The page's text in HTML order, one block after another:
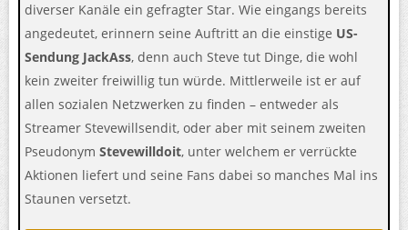
diverser Kanäle ein gefragter Star. Wie eingangs bereits
angedeutet, erinnern seine Auftritt an die einstige US-
Sendung JackAss, denn auch Steve tut Dinge, die wohl
kein zweiter freiwillig tun würde. Mittlerweile ist er auf
allen sozialen Netzwerken zu finden – entweder als
Streamer Stevewillsendit, oder aber mit seinem zweiten
Pseudonym Stevewilldoit, unter welchem er verrückte
Aktionen liefert und seine Fans dabei so manches Mal ins
Staunen versetzt.